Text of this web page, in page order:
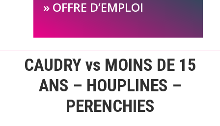
OFFRE D’EMPLOI
CAUDRY vs MOINS DE 15
ANS – HOUPLINES –
PERENCHIES